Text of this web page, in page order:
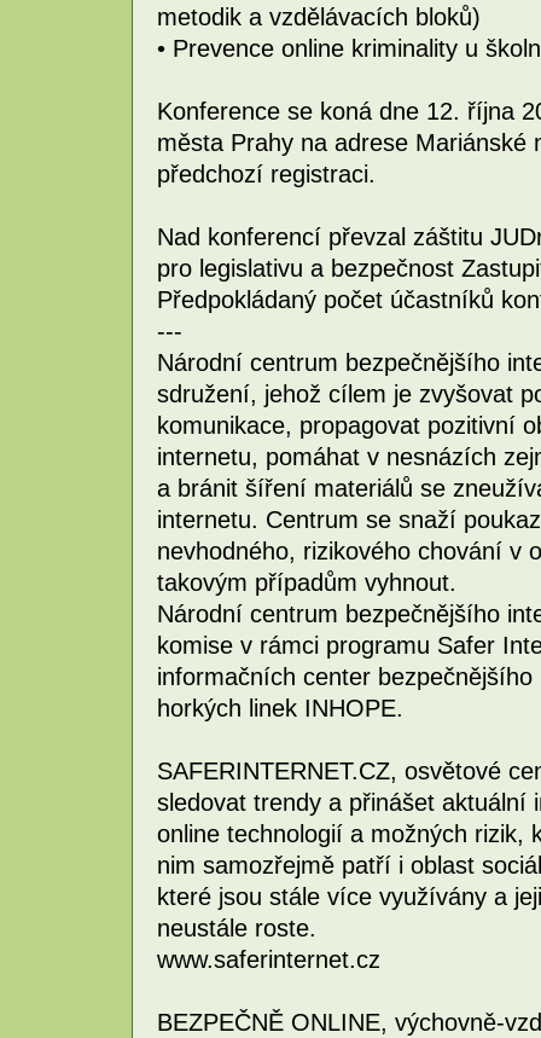
metodik a vzdělávacích bloků)
• Prevence online kriminality u
Konference se koná dne 12. října
města Prahy na adrese
předchozí registraci.
Nad konferencí převzal záštitu
pro legislativu a bezpečnost
Předpokládaný počet účastníků
---
Národní centrum bezpečnějšího
sdružení, jehož cílem je zvyšovat
komunikace, propagovat pozitivní
internetu, pomáhat v nesnázích
a bránit šíření materiálů se
internetu. Centrum se snaží
nevhodného, rizikového chování v
takovým případům vyhnout.
Národní centrum bezpečnějšího
komise v rámci programu Safer
informačních center
horkých linek INHOPE.
SAFERINTERNET.CZ, osvětové
sledovat trendy a přinášet aktuální
online technologií a možných rizik,
nim samozřejmě patří i oblast
které jsou stále více využívány a
neustále roste.
www.saferinternet.cz
BEZPEČNĚ ONLINE, výchovně-